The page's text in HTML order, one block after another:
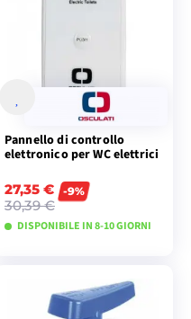
Pannello di controllo
elettronico per WC elettrici
27,35 €
30,39 €
-9%
DISPONIBILE IN 8-10 GIORNI
VISUALIZZA I
MODELLI